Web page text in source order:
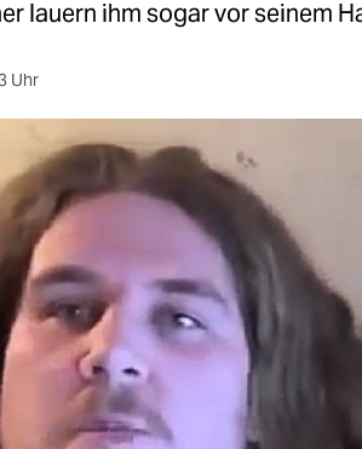
lauern ihm sogar vor seinem
Uhr